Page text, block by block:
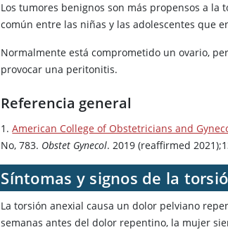
Los tumores benignos son más propensos a la
común entre las niñas y las adolescentes que
Normalmente está comprometido un ovario,
provocar una peritonitis.
Referencia general
1.American College of Obstetricians and
No, 783. Obstet Gynecol. 2019 (reaffirmed
Síntomas y signos de la
La torsión anexial causa un dolor pelviano
semanas antes del dolor repentino, la mujer